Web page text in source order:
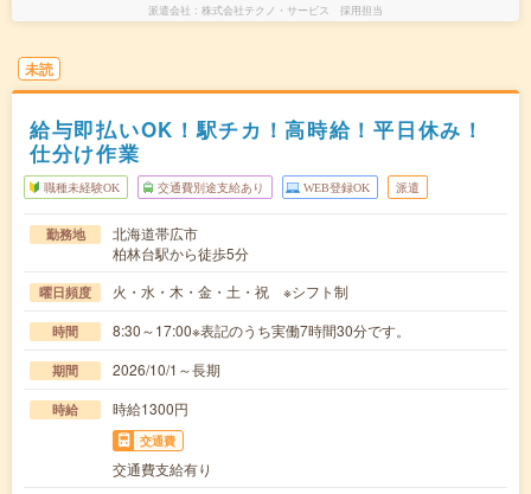
派遣会社 株式会社テクノ・サービス 採用担当
未読
給与即払いOK！駅チカ！高時給！平日休み！
仕分け作業
職種未経験OK 交通費別途支給あり WEB登録OK 派遣
勤務地
北海道帯広市
柏林台駅から徒歩5分
曜日頻度 火・水・木・金・土・祝 ※シフト制
時間 8:30～17:00※表記のうち実働7時間30分です。
期間 2026/10/1～長期
時給 時給1300円
交通費
交通費支給有り